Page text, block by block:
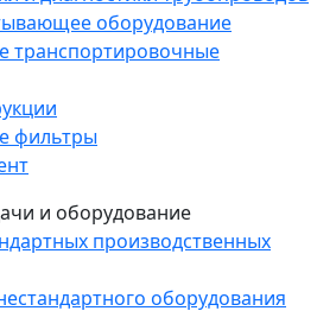
оборудование
фильтры
и оборудование
производственных
оборудования